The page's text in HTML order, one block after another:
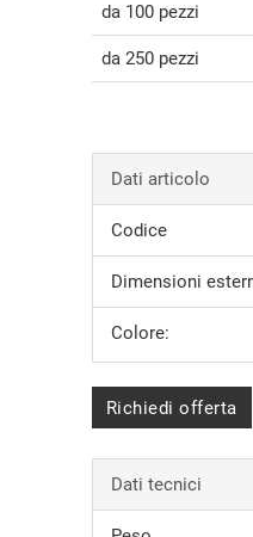
da 100 pezzi
da 250 pezzi
Dati articolo
Codice
Dimensioni
Colore:
Richiedi offerta
Dati tecnici